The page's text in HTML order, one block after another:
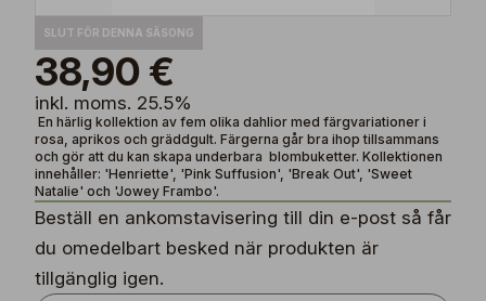
SLUT FÖR DENNA SÄSONG
38,90 €
inkl. moms. 25.5%
En härlig kollektion av fem olika dahlior med färgvariationer i
rosa, aprikos och gräddgult. Färgerna går bra ihop tillsammans
och gör att du kan skapa underbara blombuketter. Kollektionen
innehåller: 'Henriette', 'Pink Suffusion', 'Break Out', 'Sweet
Natalie' och 'Jowey Frambo'.
Beställ en ankomstavisering till din e-post så får
du omedelbart besked när produkten är
tillgänglig igen.